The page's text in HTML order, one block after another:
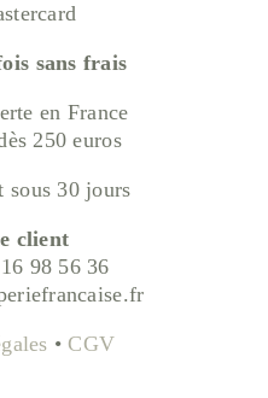
sans frais
en France
250 euros
sous 30 jours
client
98 56 36
• CGV